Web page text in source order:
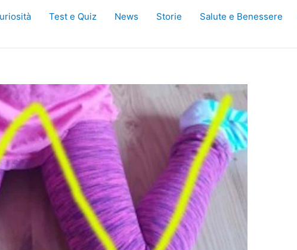
Test e Quiz News Storie Salute e Benessere